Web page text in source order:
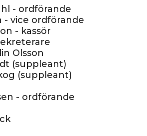
- ordförande
- vice ordförande
- kassör
Olsson
(suppleant)
(suppleant)
- ordförande